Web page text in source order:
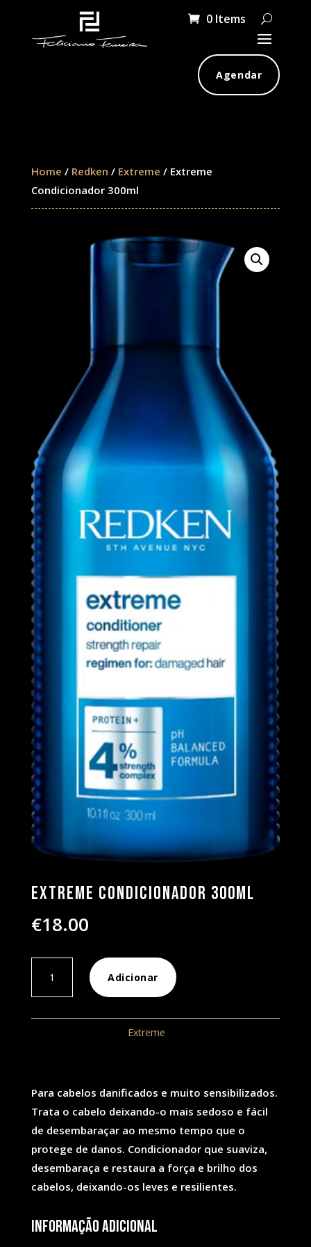
0 Items
Agendar
Home / Redken / Extreme / Extreme
Condicionador 300ml
Extreme Condicionador 300ml
€18.00
Condicionador
Adicionar
Extreme
Para cabelos danificados e muito sensibilizados.
Trata o cabelo deixando-o mais sedoso e fácil
de desembaraçar ao mesmo tempo que o
protege de danos. Condicionador que suaviza,
desembaraça e restaura a força e brilho dos
cabelos, deixando-os leves e resilientes.
Informação adicional